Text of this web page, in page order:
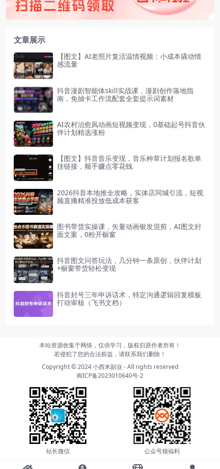
文章展示
【图文】AI老照片复活温情视频：小成本撬动情
感流量
抖音漫剧智能体skill实战课，漫剧创作落地指
南，免抽卡工作流配套全套提示词素材
AI农村治愈风动画短视频变现，0基础起号抖音伙
伴计划精选涨粉
【图文】抖音音乐变现，音乐种草计划报名歌单
挂链接，顺手赚点零花钱
2026抖音本地推全攻略，实体店同城引流，短视
频直播精准投放低成本获客
图书带货实操课，矢量动画银发混剪，AI图文封
面文案，0粉开橱窗
抖音图文问答玩法，几分钟一条原创，伙伴计划
+橱窗带货轻松变现
抖音封号三年申诉话术，特定沟通逻辑回复模板
打动审核（飞书文档）
本站资源收集于网络，仅供学习，版权归原作者所有！
若侵犯了您的合法权益，请联系我们删除！
Copyright © 2024小西米副业 - All rights reserved
闽ICP备2023010640号-2
站长微信 公众号领福利